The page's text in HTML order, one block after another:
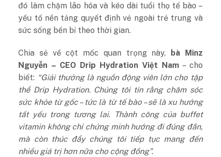
đó làm chậm lão hóa và kéo dài tuổi thọ tế bào –
yếu tố nền tảng quyết định vẻ ngoài trẻ trung và
sức sống bền bỉ theo thời gian.
Chia sẻ về cột mốc quan trọng này,
bà Minz
Nguyễn – CEO Drip Hydration Việt Nam – cho
biết: “Giải thưởng là nguồn động viên lớn cho tập
thể Drip Hydration. Chúng tôi tin rằng chăm sóc
sức khỏe từ gốc – tức là từ tế bào – sẽ là xu hướng
tất yếu trong tương lai. Thành công của buffet
vitamin không chỉ chứng minh hướng đi đúng đắn,
mà còn thúc đẩy chúng tôi tiếp tục mang đến
nhiều giá trị hơn nữa cho cộng đồng”.